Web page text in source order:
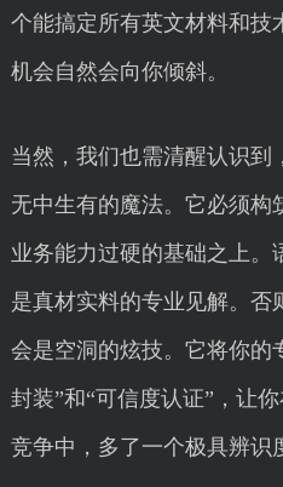
个能搞定所有英文材料和技
机会自然会向你倾斜。
当然，我们也需清醒认识到
无中生有的魔法。它必须构
业务能力过硬的基础之上。
是真材实料的专业见解。否
会是空洞的炫技。它将你的
封装”和“可信度认证”，让
竞争中，多了一个极具辨识